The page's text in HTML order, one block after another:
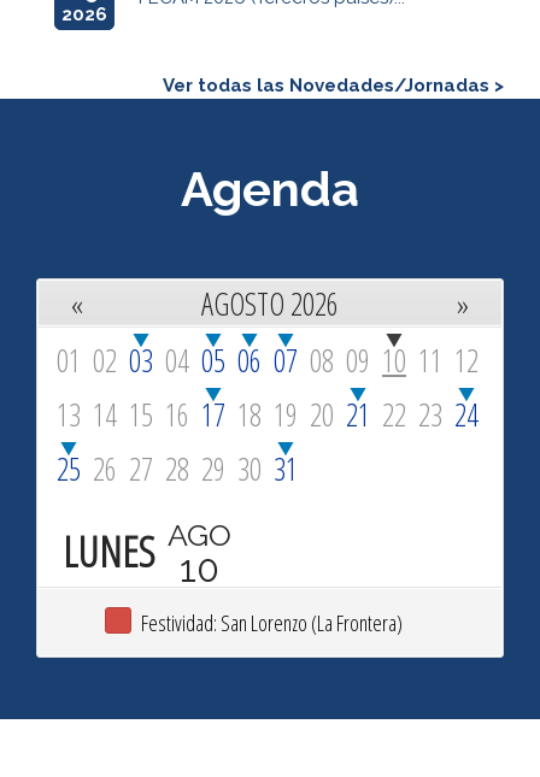
2026
Ver todas las Novedades/Jornadas >
Agenda
« AGOSTO 2026
»
01 02 03 04 05 06 07 08 09 10 11 12
13 14 15 16 17 18 19 20 21 22 23 24
25 26 27 28 29 30 31
LUNES AGO
10
Festividad: San Lorenzo (La Frontera)